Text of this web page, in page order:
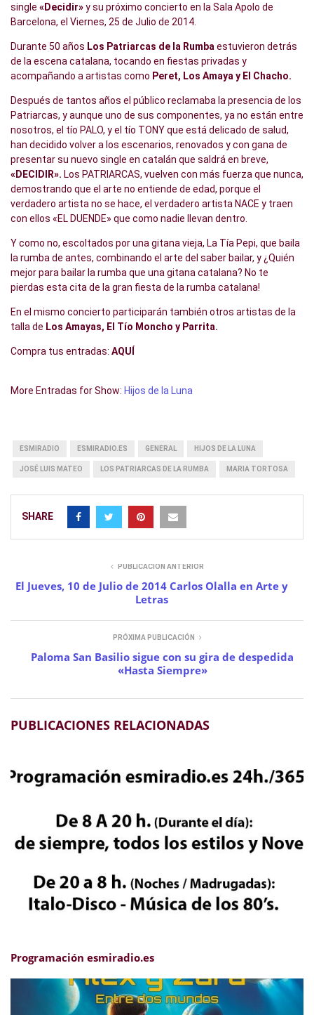
single «Decidir»y su próximo concierto en la Sala Apolo de
Barcelona, el Viernes, 25 de Julio de 2014.
Durante 50 años Los Patriarcas de la Rumba estuvieron detrás
de la escena catalana, tocando en fiestas privadas y
acompañando a artistas como Peret, Los Amaya y El Chacho.
Después de tantos años el público reclamaba la presencia de los
Patriarcas, y aunque uno de sus componentes, ya no están entre
nosotros, el tío PALO, y el tío TONY que está delicado de salud,
han decidido volver a los escenarios, renovados y con gana de
presentar su nuevo single en catalán que saldrá en breve,
«DECIDIR». Los PATRIARCAS, vuelven con más fuerza que nunca,
demostrando que el arte no entiende de edad, porque el
verdadero artista no se hace, el verdadero artista NACE y traen
con ellos «EL DUENDE» que como nadie llevan dentro.
Y como no, escoltados por una gitana vieja, La Tía Pepi, que baila
la rumba de antes, combinando el arte del saber bailar, y ¿Quién
mejor para bailar la rumba que una gitana catalana? No te
pierdas esta cita de la gran fiesta de la rumba catalana!
En el mismo concierto participarán también otros artistas de la
talla de Los Amayas, El Tío Moncho y Parrita.
Compra tus entradas: AQUÍ
More Entradas for Show: Hijos de la Luna
ESMIRADIO ESMIRADIO.ES GENERAL HIJOS DE LA LUNA
JOSÉ LUIS MATEO LOS PATRIARCAS DE LA RUMBA MARIA TORTOSA
SHARE
PUBLICACIÓN ANTERIOR
El Jueves, 10 de Julio de 2014 Carlos Olalla en Arte y
Letras
PRÓXIMA PUBLICACIÓN
Paloma San Basilio sigue con su gira de despedida
«Hasta Siempre»
PUBLICACIONES RELACIONADAS
Programación esmiradio.es